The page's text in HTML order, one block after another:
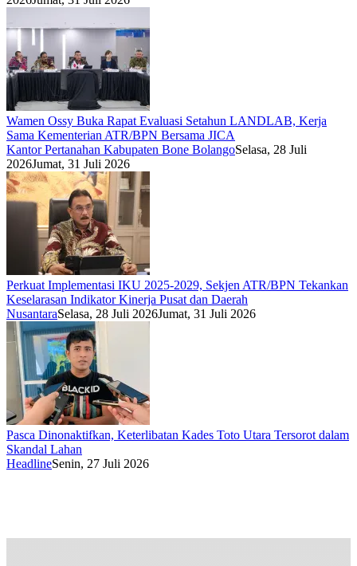
Wamen Ossy Buka Rapat Evaluasi Setahun LANDLAB, Kerja
Sama Kementerian ATR/BPN Bersama JICA
Kantor Pertanahan Kabupaten Bone BolangoSelasa, 28 Juli
2026Jumat, 31 Juli 2026
Perkuat Implementasi IKU 2025-2029, Sekjen ATR/BPN Tekankan
Keselarasan Indikator Kinerja Pusat dan Daerah
NusantaraSelasa, 28 Juli 2026Jumat, 31 Juli 2026
Pasca Dinonaktifkan, Keterlibatan Kades Toto Utara Tersorot dalam
Skandal Lahan
HeadlineSenin, 27 Juli 2026